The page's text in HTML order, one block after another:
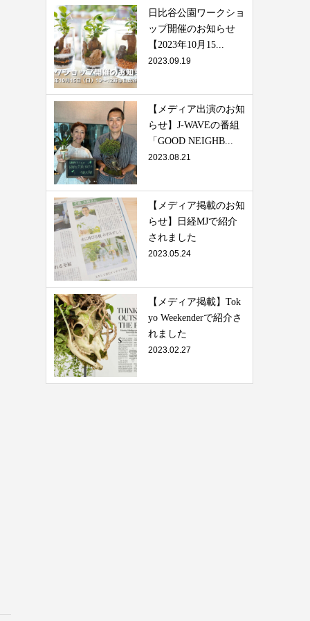
日比谷公園ワークショ
ップ開催のお知らせ
【2023年10月15...
2023.09.19
【メディア出演のお知
らせ】J-WAVEの番組
「GOOD NEIGHB...
2023.08.21
【メディア掲載のお知
らせ】日経MJで紹介
されました
2023.05.24
【メディア掲載】Tok
yo Weekenderで紹介さ
れました
2023.02.27